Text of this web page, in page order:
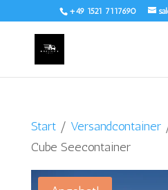
+49 1521 7117690
Start/ Versandcontainer/
Cube Seecontainer